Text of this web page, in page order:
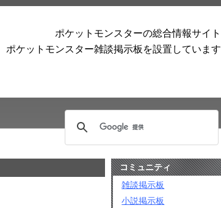
ポケットモンスターの総合情報サイト
ポケットモンスター雑談掲示板を設置しています
コミュニティ
雑談掲示板
小説掲示板